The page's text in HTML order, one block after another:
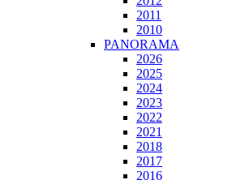
2011
2010
PANORAMA
2026
2025
2024
2023
2022
2021
2018
2017
2016